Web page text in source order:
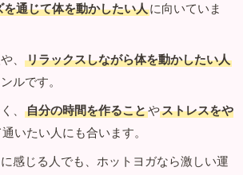
通じて体を動かしたい人に向いていま
、
リラックスしながら体を動かしたい人
ルです。
、
自分の時間を作ることやストレスをや
いたい人にも合います。
感じる人でも、ホットヨガなら激しい運